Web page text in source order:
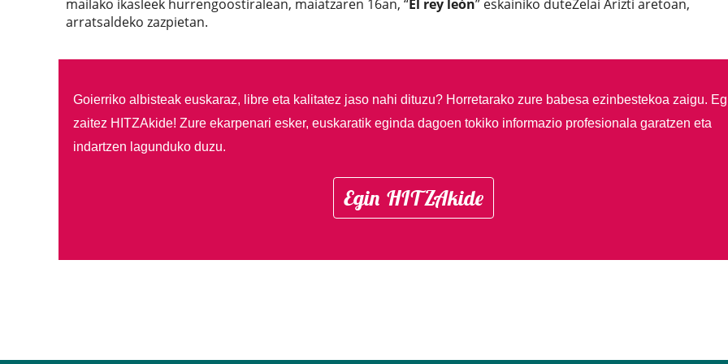
mailako ikasleek hurrengoostiralean, maiatzaren 16an, “El rey león” eskainiko duteZelai Arizti aretoan,
arratsaldeko zazpietan.
Goierriko albisteak euskaraz, libre eta kalitatez jaso nahi dituzu? Horretarako zure babesa ezinbestekoa zaigu.
zaitez HITZAkide! Zure ekarpenari esker, euskaratik eginda dagoen tokiko informazio profesionala garatzen eta
indartzen lagunduko duzu.
Egin HITZAkide